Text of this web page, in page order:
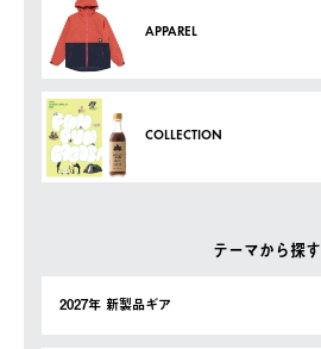
APPAREL
COLLECTION
テーマから探す
2027年 新製品ギア